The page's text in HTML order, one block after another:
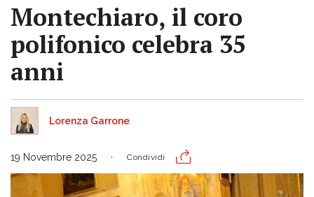
Montechiaro, il coro
polifonico celebra 35
anni
Lorenza Garrone
19 Novembre 2025 Condividi